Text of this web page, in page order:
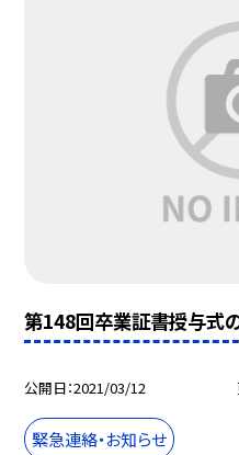
第148回卒業証書授与式
公開日 2021/03/12
緊急連絡・お知らせ